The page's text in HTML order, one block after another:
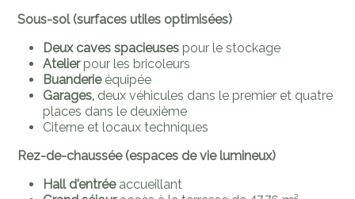
Sous-sol (surfaces utiles optimisées)
Deux caves spacieuses pour le stockage
Atelierpour les bricoleurs
Buanderieéquipée
Garages, deux véhicules dans le premier et quatre
places dans le deuxième
Citerne et locaux techniques
Rez-de-chaussée (espaces de vie lumineux)
Hall d'entréeaccueillant